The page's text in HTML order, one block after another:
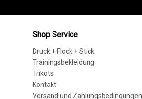
Shop Service
Druck + Flock + Stick
Trainingsbekleidung
Trikots
Kontakt
Versand und Zahlungsbedingungen